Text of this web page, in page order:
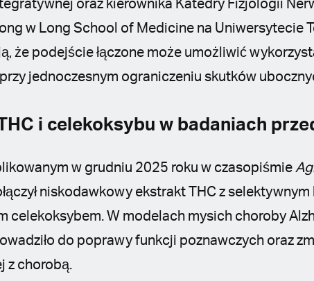
oraz kierownika Katedry Fizjologii
w Long School of Medicine na Uniwersytecie
że podejście łączone może umożliwić
jednoczesnym ograniczeniu skutków
THC i celekoksybu w badaniach
w grudniu 2025 roku w czasopiśmie
niskodawkowy ekstrakt THC z selektywnym
celekoksybem. W modelach mysich choroby
do poprawy funkcji poznawczych oraz
z chorobą.